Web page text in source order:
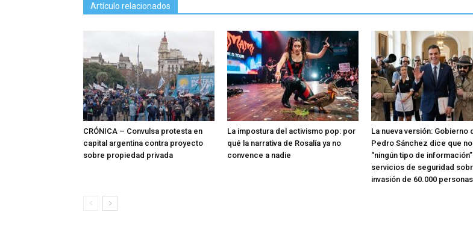
Artículo relacionados
CRÓNICA – Convulsa protesta en
capital argentina contra proyecto
sobre propiedad privada
La impostura del activismo pop: por
qué la narrativa de Rosalía ya no
convence a nadie
La nueva versión: Gobierno
Pedro Sánchez dice que
“ningún tipo de
servicios de seguridad
invasión de 60.000